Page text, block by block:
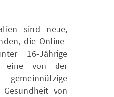
sind neue,
die Online-
16-Jährige
eine von der
von